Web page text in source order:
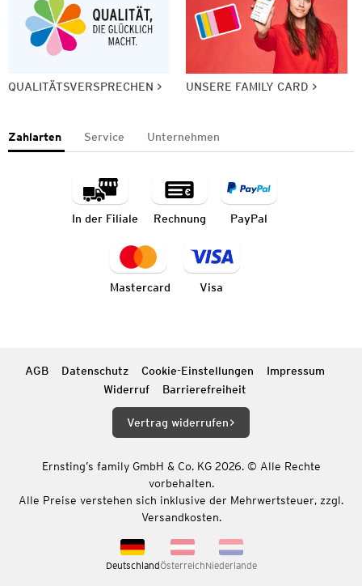
QUALITÄTSVERSPRECHEN UNSERE FAMILY CARD
Zahlarten Service Unternehmen
In der Filiale Rechnung PayPal
Mastercard Visa
AGB Datenschutz Cookie-Einstellungen
Impressum
Widerruf
Barrierefreiheit
Vertrag widerrufen
Ernsting’s family GmbH & Co. KG 2026. © Alle Rechte
vorbehalten.
Alle Preise verstehen sich inklusive der Mehrwertsteuer, zzgl.
Versandkosten.
DeutschlandÖsterreichNiederlande